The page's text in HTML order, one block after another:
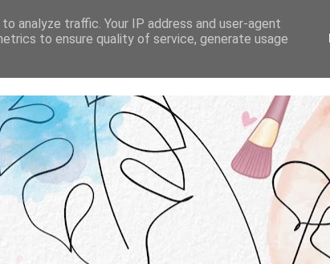
O MNIE WSPÓŁPRACA
analyze traffic. Your IP address and user-agent
to ensure quality of service, generate usage